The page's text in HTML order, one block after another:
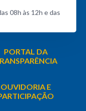
08h às 12h e das
PORTAL DA
OUVIDORIA E